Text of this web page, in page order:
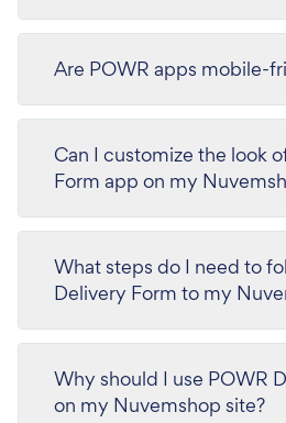
Are POWR apps mobile-
Can I customize the look
Form app on my
What steps do I need to
Delivery Form to my
Why should I use POWR
on my Nuvemshop site?